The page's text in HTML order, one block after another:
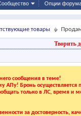
Опции
товары
Творить
сообщения в теме!
АПу! Бронь
только в ЛС, время
за достоверность,